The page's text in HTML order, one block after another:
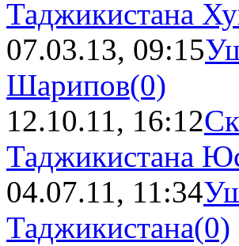
Таджикистана
07.03.13, 09:15
Шарипов(0)
12.10.11, 16:12
Таджикистана
04.07.11, 11:34
Таджикистана(0)